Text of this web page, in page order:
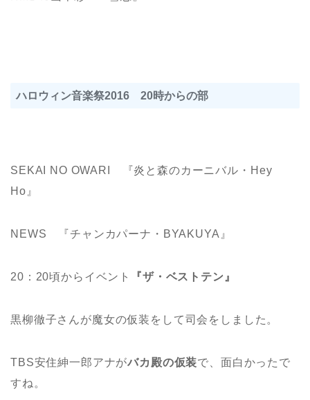
ハロウィン音楽祭2016 20時からの部
SEKAI NO OWARI 『炎と森のカーニバル・Hey
Ho』
NEWS 『チャンカパーナ・BYAKUYA』
20：20頃からイベント 『ザ・ベストテン』
黒柳徹子さんが魔女の仮装をして司会をしました。
TBS安住紳一郎アナがバカ殿の仮装で、面白かったで
すね。